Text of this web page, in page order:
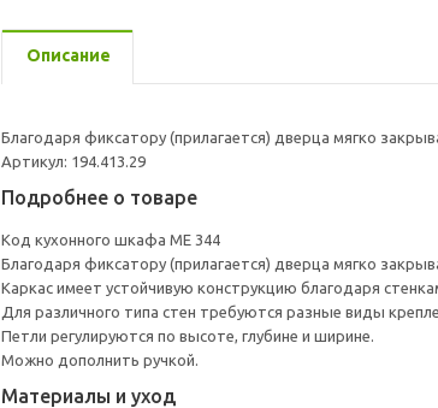
Описание
Благодаря фиксатору (прилагается) дверца мягко
Артикул: 194.413.29
Подробнее о товаре
Код кухонного шкафа ME 344
Благодаря фиксатору (прилагается) дверца мягко
Каркас имеет устойчивую конструкцию благодаря
Для различного типа стен требуются разные виды
Петли регулируются по высоте, глубине и ширине.
Можно дополнить ручкой.
Материалы и уход